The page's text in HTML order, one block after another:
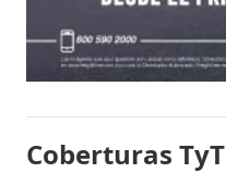
Coberturas TyT